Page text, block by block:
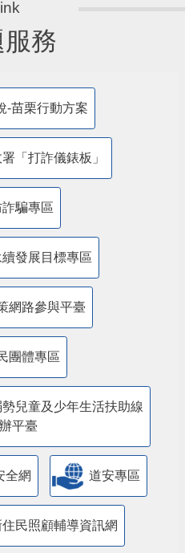
務
-苗栗行動方案
「打詐儀錶板」
詐騙專區
發展目標專區
網路參與平臺
團體專區
兒童及少年生活扶助線
辦平臺
全網 道安專區
民照顧輔導資訊網